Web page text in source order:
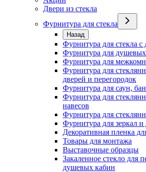
Двери из стекла
Фурнитура для стекла
Назад
Фурнитура для стекла
Фурнитура для душевых
Фурнитура для
Фурнитура для
дверей и перегородок
Фурнитура для саун,
Фурнитура для
навесов
Фурнитура для
Фурнитура для зеркал и
Декоративная пленка
Товары для монтажа
Выставочные образцы
Закаленное стекло для
душевых кабин